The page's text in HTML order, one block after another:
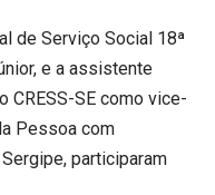
de Serviço Social 18ª
e a assistente
CRESS-SE como vice-
Pessoa com
participaram